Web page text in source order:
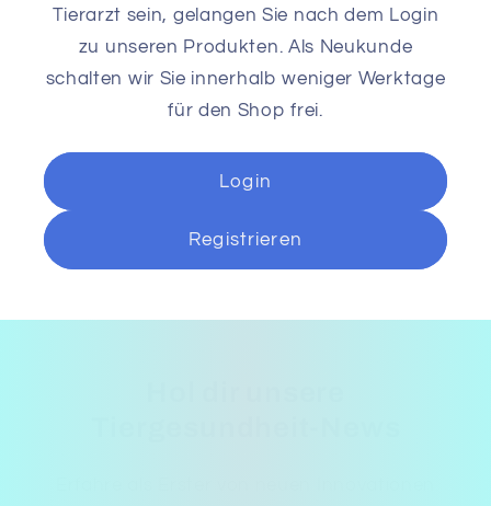
Tierarzt sein, gelangen Sie nach dem Login
zu unseren Produkten. Als Neukunde
schalten wir Sie innerhalb weniger Werktage
für den Shop frei.
Login
Registrieren